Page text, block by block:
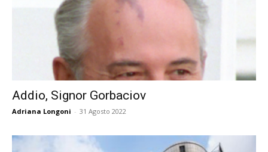
Addio, Signor Gorbaciov
Adriana Longoni - 31 Agosto 2022